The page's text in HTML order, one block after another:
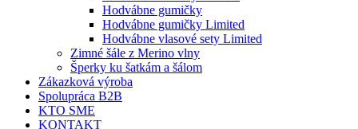
Hodvábne gumičky
Hodvábne gumičky Limited
Hodvábne vlasové sety Limited
Zimné šále z Merino vlny
Šperky ku šatkám a šálom
Zákazková výroba
Spolupráca B2B
KTO SME
KONTAKT